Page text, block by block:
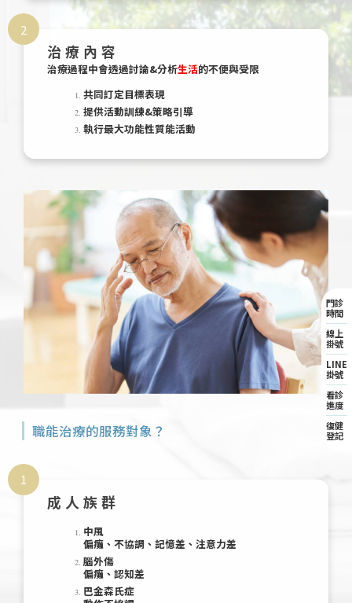
2
治療內容
治療過程中會透過討論&分析生活的不便與受限
共同訂定目標表現
提供活動訓練&策略引導
執行最大功能性質能活動
職能治療的服務對象？
1
成人族群
中風
偏癱、不協調、記憶差、注意力差
腦外傷
偏癱、認知差
巴金森氏症
門診
時間
線上
掛號
LINE
掛號
看診
進度
復健
登記